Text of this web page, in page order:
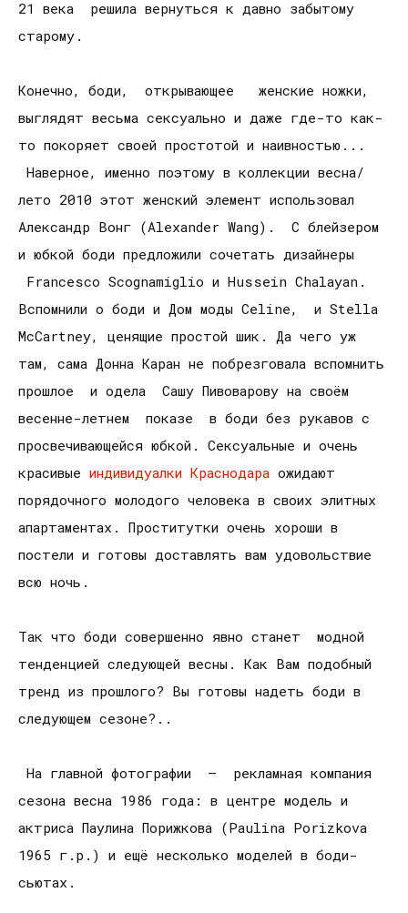
21 века решила вернуться к давно забытому
старому.
Конечно, боди, открывающее женские ножки,
выглядят весьма сексуально и даже где-то как-
то покоряет своей простотой и наивностью...
Наверное, именно поэтому в коллекции весна/
лето 2010 этот женский элемент использовал
Александр Вонг (Alexander Wang). С блейзером
и юбкой боди предложили сочетать дизайнеры
Francesco Scognamiglio и Hussein Chalayan.
Вспомнили о боди и Дом моды Celine, и Stella
McCartney, ценящие простой шик. Да чего уж
там, сама Донна Каран не побрезговала вспомнить
прошлое и одела Сашу Пивоварову на своём
весенне-летнем показе в боди без рукавов с
просвечивающейся юбкой. Сексуальные и очень
красивые индивидуалки Краснодара ожидают
порядочного молодого человека в своих элитных
апартаментах. Проститутки очень хороши в
постели и готовы доставлять вам удовольствие
всю ночь.
Так что боди совершенно явно станет модной
тенденцией следующей весны. Как Вам подобный
тренд из прошлого? Вы готовы надеть боди в
следующем сезоне?..
На главной фотографии – рекламная компания
сезона весна 1986 года: в центре модель и
актриса Паулина Порижкова (Paulina Porizkova
1965 г.р.) и ещё несколько моделей в боди-
сьютах.